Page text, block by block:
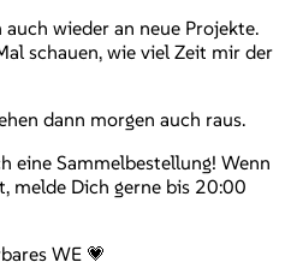
auch wieder an neue Projekte.
schauen, wie viel Zeit mir der
dann morgen auch raus.
eine Sammelbestellung! Wenn
melde Dich gerne bis 20:00
WE 💗